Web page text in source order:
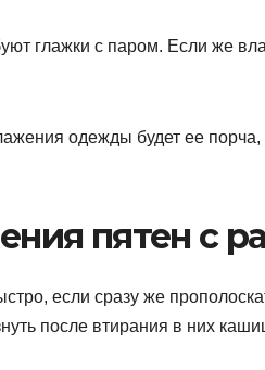
глажки с паром. Если же
одежды будет ее
пятен с
если сразу же
после втирания в них